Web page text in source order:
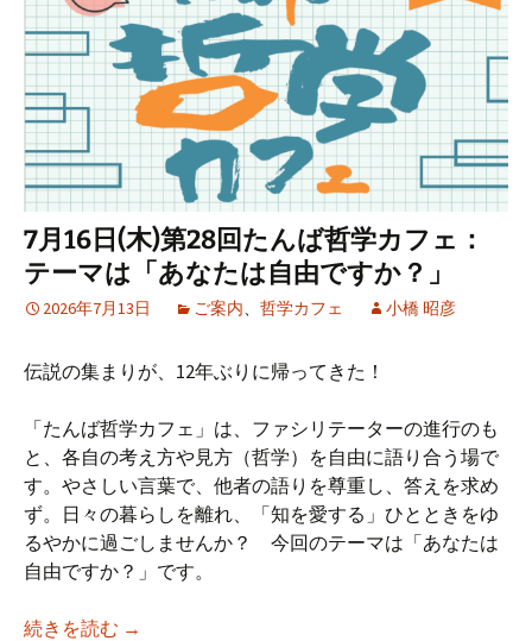
7月16日(木)第28回たんば哲学カフェ：
テーマは「あなたは自由ですか？」
2026年7月13日 ご案内、 哲学カフェ 小橋 昭彦
伝説の集まりが、12年ぶりに帰ってきた！
「たんば哲学カフェ」は、ファシリテーターの進行のも
と、各自の考え方や見方（哲学）を自由に語り合う場で
す。やさしい言葉で、他者の語りを尊重し、答えを求め
ず。日々の暮らしを離れ、「知を愛する」ひとときをゆ
るやかに過ごしませんか？ 今回のテーマは「あなたは
自由ですか？」です。
続きを読む 7月16日(木)第28回たんば哲学カフェ：テーマ
→